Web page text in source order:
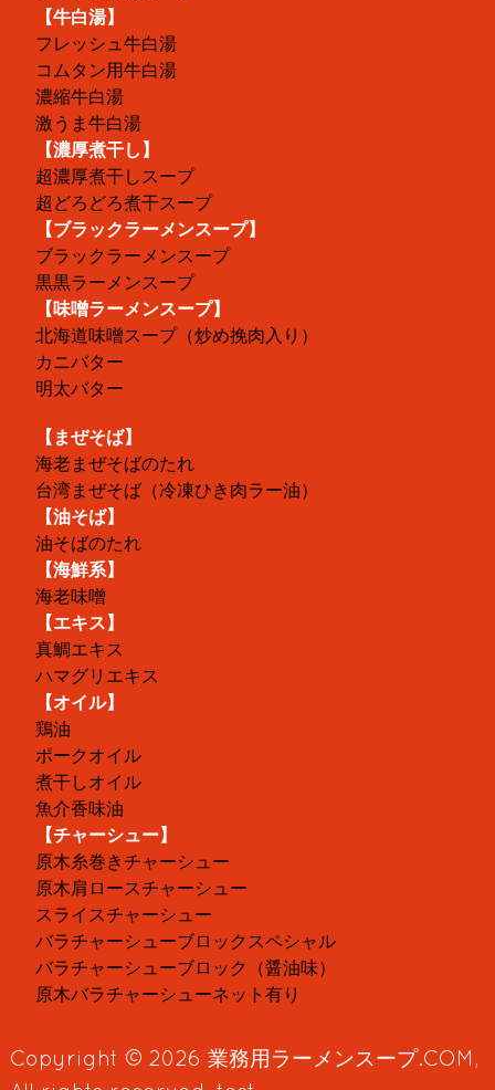
【牛白湯】
フレッシュ牛白湯
コムタン用牛白湯
濃縮牛白湯
激うま牛白湯
【濃厚煮干し】
超濃厚煮干しスープ
超どろどろ煮干スープ
【ブラックラーメンスープ】
ブラックラーメンスープ
黒黒ラーメンスープ
【味噌ラーメンスープ】
北海道味噌スープ（炒め挽肉入り）
カニバター
明太バター
【まぜそば】
海老まぜそばのたれ
台湾まぜそば（冷凍ひき肉ラー油）
【油そば】
油そばのたれ
【海鮮系】
海老味噌
【エキス】
真鯛エキス
ハマグリエキス
【オイル】
鶏油
ポークオイル
煮干しオイル
魚介香味油
【チャーシュー】
原木糸巻きチャーシュー
原木肩ロースチャーシュー
スライスチャーシュー
バラチャーシューブロックスペシャル
バラチャーシューブロック（醤油味）
原木バラチャーシューネット有り
Copyright © 2026 業務用ラーメンスープ.COM ,